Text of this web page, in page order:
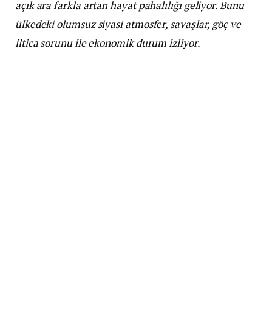
açık ara farkla artan hayat pahalılığı geliyor. Bunu
ülkedeki olumsuz siyasi atmosfer, savaşlar, göç ve
iltica sorunu ile ekonomik durum izliyor.